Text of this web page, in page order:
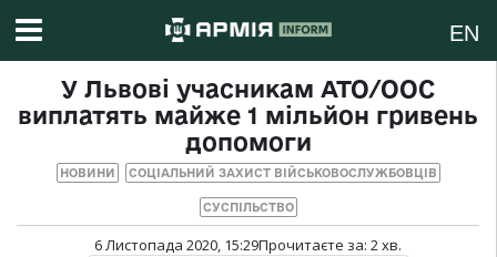
EN
У Львові учасникам АТО/ООС
виплатять майже 1 мільйон гривень
допомоги
НОВИНИ СОЦІАЛЬНИЙ ЗАХИСТ ВІЙСЬКОВОСЛУЖБОВЦІВ
СУСПІЛЬСТВО
6 Листопада 2020, 15:29Прочитаєте за: 2хв.